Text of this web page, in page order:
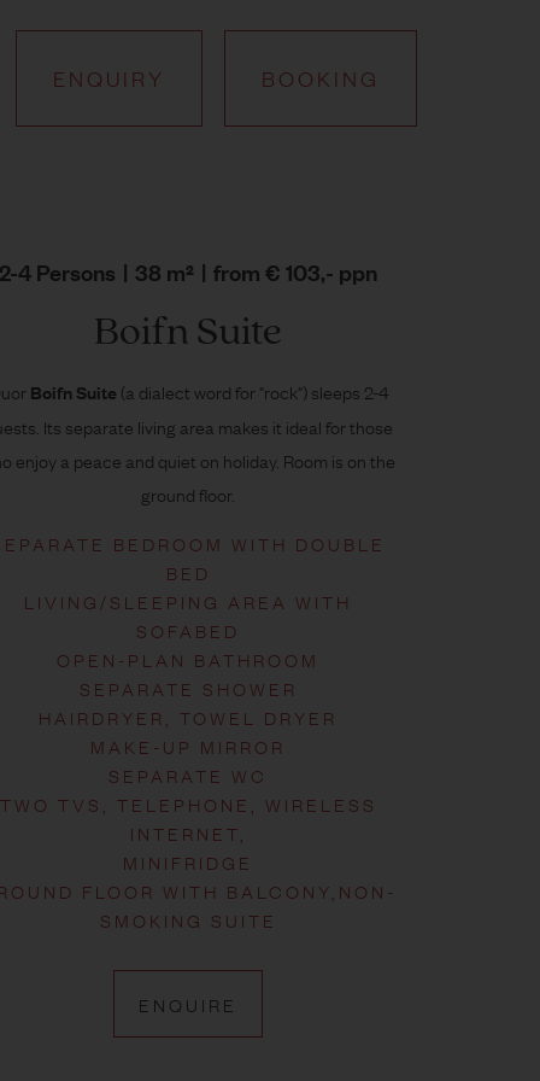
ENQUIRY BOOKING
2-4 Persons | 38 m² | from € 103,- ppn
Boifn Suite
Boifn Suite (a dialect word for "rock") sleeps 2-4
Its separate living area makes it ideal for those
enjoy a peace and quiet on holiday. Room is on the
ground floor.
BEDROOM WITH DOUBLE
BED
LIVING/SLEEPING AREA WITH
SOFABED
OPEN-PLAN BATHROOM
SEPARATE SHOWER
HAIRDRYER, TOWEL DRYER
MAKE-UP MIRROR
SEPARATE WC
TWO TVS, TELEPHONE, WIRELESS
INTERNET,
MINIFRIDGE
FLOOR WITH BALCONY,NON-
SMOKING SUITE
ENQUIRE